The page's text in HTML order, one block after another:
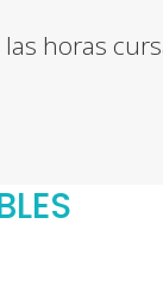
horas